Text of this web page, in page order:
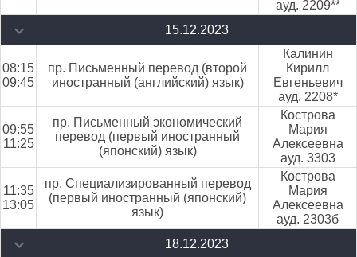
ауд. 2209**
15.12.2023
08:15
09:45
пр. Письменный перевод (второй
иностранный (английский) язык)
Калинин
Кирилл
Евгеньевич
ауд. 2208*
09:55
11:25
пр. Письменный экономический
перевод (первый иностранный
(японский) язык)
Кострова
Мария
Алексеевна
ауд. 3303
11:35
13:05
пр. Специализированный перевод
(первый иностранный (японский)
язык)
Кострова
Мария
Алексеевна
ауд. 2303б
18.12.2023